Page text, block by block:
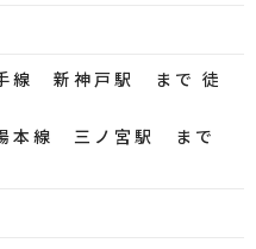
線 新神戸駅 まで 徒
本線 三ノ宮駅 まで